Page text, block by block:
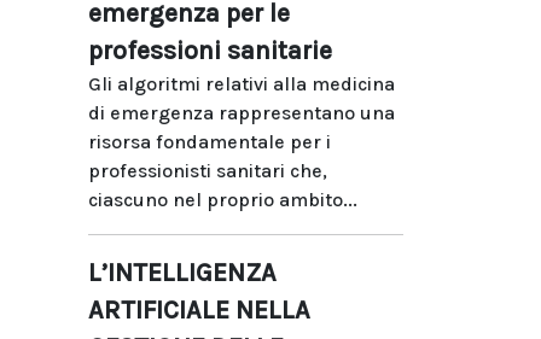
emergenza per le
professioni sanitarie
Gli algoritmi relativi alla medicina
di emergenza rappresentano una
risorsa fondamentale per i
professionisti sanitari che,
ciascuno nel proprio ambito...
L’INTELLIGENZA
ARTIFICIALE NELLA